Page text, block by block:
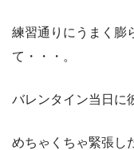
練習通りにうまく膨
て・・・。
バレンタイン当日に
めちゃくちゃ緊張し